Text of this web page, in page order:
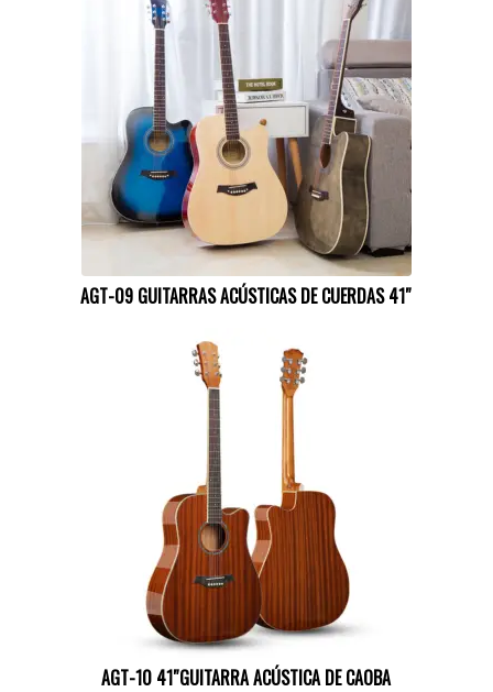
AGT-09 GUITARRAS ACÚSTICAS DE CUERDAS 41″
AGT-10 41″GUITARRA ACÚSTICA DE CAOBA